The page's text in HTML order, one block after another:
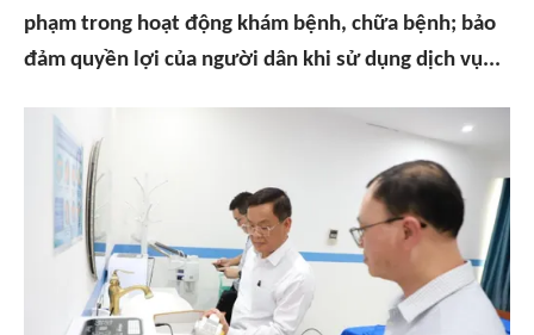
phạm trong hoạt động khám bệnh, chữa bệnh; bảo
đảm quyền lợi của người dân khi sử dụng dịch vụ...